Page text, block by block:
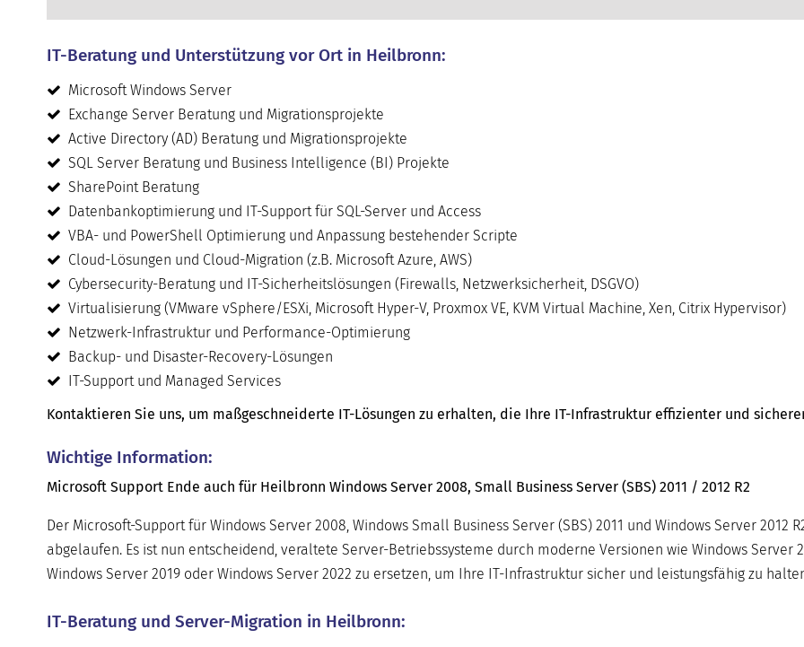
IT-Beratung und Unterstützung vor Ort in Heilbronn:
Microsoft Windows Server
Exchange Server Beratung und Migrationsprojekte
Active Directory (AD) Beratung und Migrationsprojekte
SQL Server Beratung und Business Intelligence (BI) Projekte
SharePoint Beratung
Datenbankoptimierung und IT-Support für SQL-Server und Access
VBA- und PowerShell Optimierung und Anpassung bestehender Scripte
Cloud-Lösungen und Cloud-Migration (z.B. Microsoft Azure, AWS)
Cybersecurity-Beratung und IT-Sicherheitslösungen (Firewalls, Netzwerksicherheit, DSGVO)
Virtualisierung (VMware vSphere/ESXi, Microsoft Hyper-V, Proxmox VE, KVM Virtual Machine, Xen, Citrix Hypervisor)
Netzwerk-Infrastruktur und Performance-Optimierung
Backup- und Disaster-Recovery-Lösungen
IT-Support und Managed Services
Kontaktieren Sie uns, um maßgeschneiderte IT-Lösungen zu erhalten, die Ihre IT-Infrastruktur effizienter und
Wichtige Information:
Microsoft Support Ende auch für Heilbronn Windows Server 2008, Small Business Server (SBS) 2011 / 2012 R2
Der Microsoft-Support für Windows Server 2008, Windows Small Business Server (SBS) 2011 und Windows Server 2012
abgelaufen. Es ist nun entscheidend, veraltete Server-Betriebssysteme durch moderne Versionen wie Windows Server
Windows Server 2019 oder Windows Server 2022 zu ersetzen, um Ihre IT-Infrastruktur sicher und leistungsfähig zu
IT-Beratung und Server-Migration in Heilbronn: